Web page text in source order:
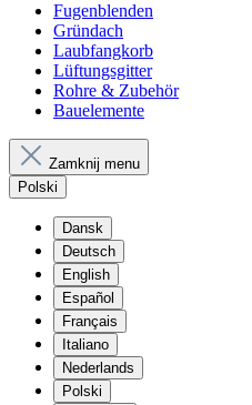
Fugenblenden
Gründach
Laubfangkorb
Lüftungsgitter
Rohre & Zubehör
Bauelemente
Zamknij menu
Polski
Dansk
Deutsch
English
Español
Français
Italiano
Nederlands
Polski